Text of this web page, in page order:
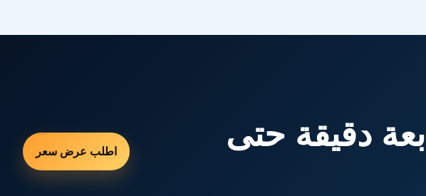
دقيقة حتى
اطلب عرض سعر